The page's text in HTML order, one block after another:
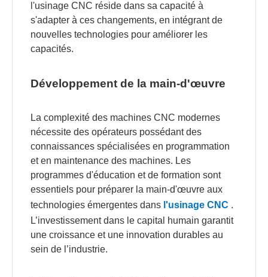
l'usinage CNC réside dans sa capacité à
s'adapter à ces changements, en intégrant de
nouvelles technologies pour améliorer les
capacités.
Développement de la main-d'œuvre
La complexité des machines CNC modernes
nécessite des opérateurs possédant des
connaissances spécialisées en programmation
et en maintenance des machines. Les
programmes d'éducation et de formation sont
essentiels pour préparer la main-d'œuvre aux
technologies émergentes dans l'usinage CNC .
L’investissement dans le capital humain garantit
une croissance et une innovation durables au
sein de l’industrie.